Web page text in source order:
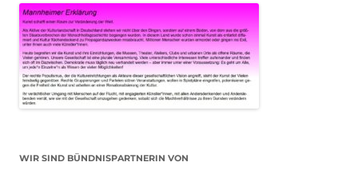
WIR SIND BÜNDNISPARTNERIN VON